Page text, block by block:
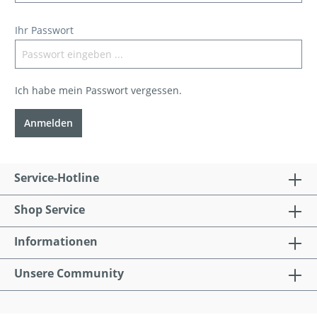
Ihr Passwort
Ich habe mein Passwort vergessen.
Anmelden
Service-Hotline
Shop Service
Informationen
Unsere Community